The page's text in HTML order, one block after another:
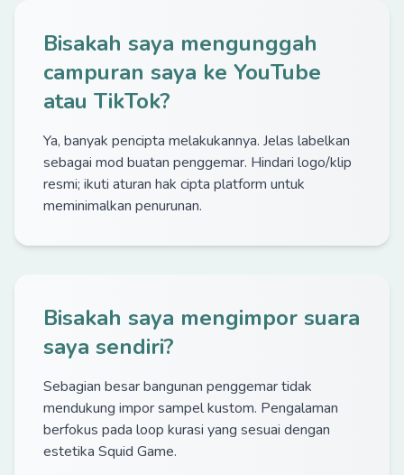
Bisakah saya mengunggah
campuran saya ke YouTube
atau TikTok?
Ya, banyak pencipta melakukannya. Jelas labelkan
sebagai mod buatan penggemar. Hindari logo/klip
resmi; ikuti aturan hak cipta platform untuk
meminimalkan penurunan.
Bisakah saya mengimpor suara
saya sendiri?
Sebagian besar bangunan penggemar tidak
mendukung impor sampel kustom. Pengalaman
berfokus pada loop kurasi yang sesuai dengan
estetika Squid Game.